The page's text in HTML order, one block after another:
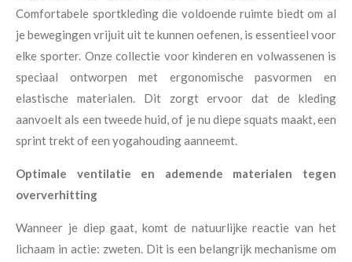
Comfortabele sportkleding die voldoende ruimte biedt om al
je bewegingen vrijuit uit te kunnen oefenen, is essentieel voor
elke sporter. Onze collectie voor kinderen en volwassenen is
speciaal ontworpen met ergonomische pasvormen en
elastische materialen. Dit zorgt ervoor dat de kleding
aanvoelt als een tweede huid, of je nu diepe squats maakt, een
sprint trekt of een yogahouding aanneemt.
Optimale ventilatie en ademende materialen tegen
oververhitting
Wanneer je diep gaat, komt de natuurlijke reactie van het
lichaam in actie: zweten. Dit is een belangrijk mechanisme om